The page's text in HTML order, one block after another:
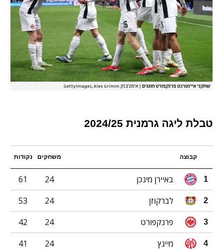
שחקני איינטרכט פרנקפורט חוגגים אימג'בנק GettyImages, Alex Grimm
טבלת ליגה גרמנית 2024/25
קבוצה משחקים נקודות
1 באיירן מינכן 24
61
2 לברקוזן 24
53
3 פרנקפורט 24
42
4 מיינץ 24
41